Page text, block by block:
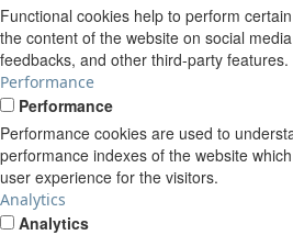
Functional cookies help to perform
the content of the website on social
feedbacks, and other third-party features.
Performance
Performance
Performance cookies are used to
performance indexes of the website
user experience for the visitors.
Analytics
Analytics